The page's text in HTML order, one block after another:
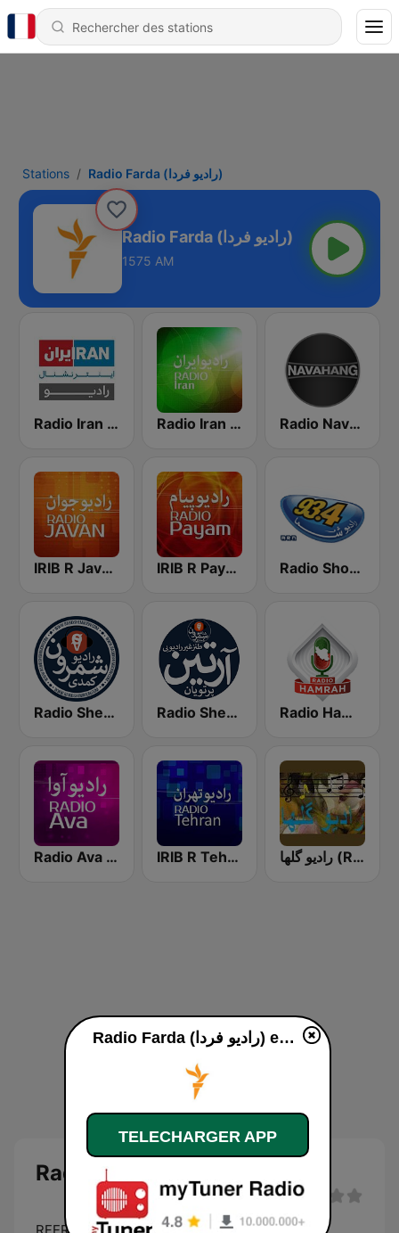
Stations Radio Farda (راديو فردا)
Radio Farda (راديو فردا)
1575 AM
Radio Iran International Radio Iran رادیو ایران Radio Navahang
IRIB R Javan راديو جوان IRIB R Payam رادیو پیام Radio Shoma (راديو شما)
Radio Shemroon - رادیو شمرون Radio Shemroon Radio Hamrah
Radio Ava رادیو آوا IRIB R Tehran رادیو تهران رادیو گلها (Radio Golha)
Radio Farda (راديو فردا) en ligne
TELECHARGER APP